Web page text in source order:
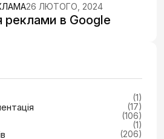
26 ЛЮТОГО, 2024
реклами в Google
(1)
(17)
(106)
(1)
(206)